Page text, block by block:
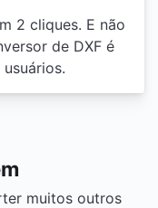
2 cliques. E não
de DXF é
muitos outros